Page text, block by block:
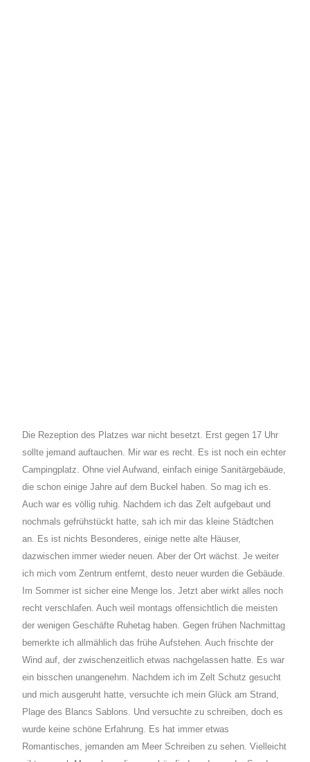
Die Rezeption des Platzes war nicht besetzt. Erst gegen 17 Uhr
sollte jemand auftauchen. Mir war es recht. Es ist noch ein echter
Campingplatz. Ohne viel Aufwand, einfach einige Sanitärgebäude,
die schon einige Jahre auf dem Buckel haben. So mag ich es.
Auch war es völlig ruhig. Nachdem ich das Zelt aufgebaut und
nochmals gefrühstückt hatte, sah ich mir das kleine Städtchen
an. Es ist nichts Besonderes, einige nette alte Häuser,
dazwischen immer wieder neuen. Aber der Ort wächst. Je weiter
ich mich vom Zentrum entfernt, desto neuer wurden die Gebäude.
Im Sommer ist sicher eine Menge los. Jetzt aber wirkt alles noch
recht verschlafen. Auch weil montags offensichtlich die meisten
der wenigen Geschäfte Ruhetag haben. Gegen frühen Nachmittag
bemerkte ich allmählich das frühe Aufstehen. Auch frischte der
Wind auf, der zwischenzeitlich etwas nachgelassen hatte. Es war
ein bisschen unangenehm. Nachdem ich im Zelt Schutz gesucht
und mich ausgeruht hatte, versuchte ich mein Glück am Strand,
Plage des Blancs Sablons. Und versuchte zu schreiben, doch es
wurde keine schöne Erfahrung. Es hat immer etwas
Romantisches, jemanden am Meer Schreiben zu sehen. Vielleicht